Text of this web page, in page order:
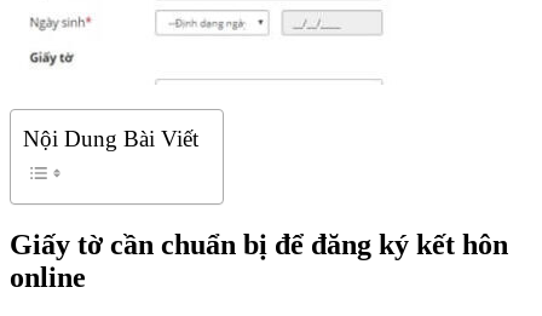
Nội Dung Bài Viết
Giấy tờ cần chuẩn bị để đăng ký kết hôn
online